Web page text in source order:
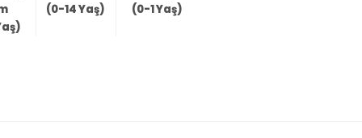
(0-14 Yaş)
(0-1 Yaş)